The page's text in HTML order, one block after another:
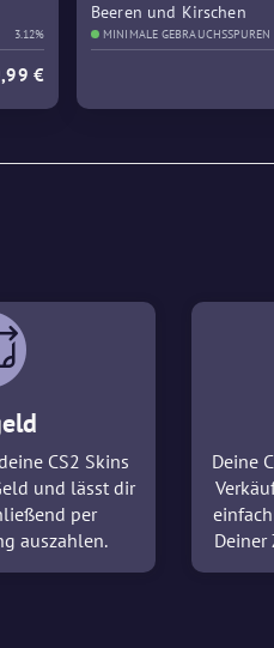
3.12%
€
Beeren und Kirschen
MINIMALE GEBRAUCHSSPUREN
CS2 Skins
und lässt dir
per
auszahlen.
Deine
Deiner